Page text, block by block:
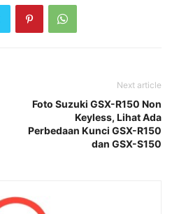
Next article
Foto Suzuki GSX-R150 Non
Keyless, Lihat Ada
Perbedaan Kunci GSX-R150
dan GSX-S150